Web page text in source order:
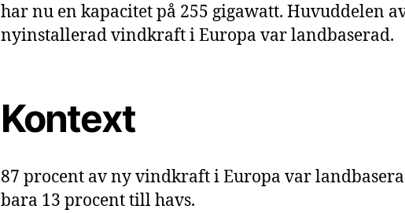
har nu en kapacitet på 255 gigawatt. Huvuddelen
nyinstallerad vindkraft i Europa var landbaserad.
Kontext
87 procent av ny vindkraft i Europa var
bara 13 procent till havs.